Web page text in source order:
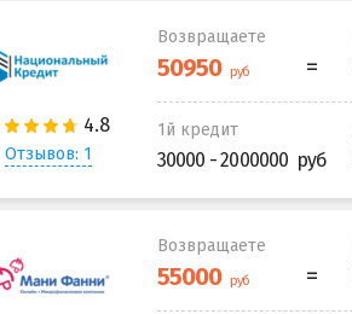
Отзывов: 1
Возвращаете
1й кредит
30000 - 2000000
Возвращаете